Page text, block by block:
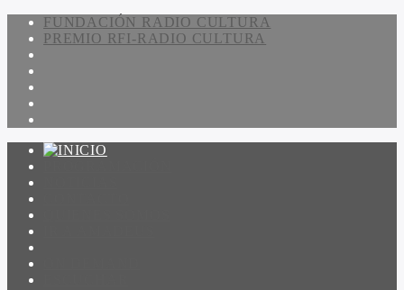
FUNDACIÓN RADIO CULTURA
PREMIO RFI-RADIO CULTURA